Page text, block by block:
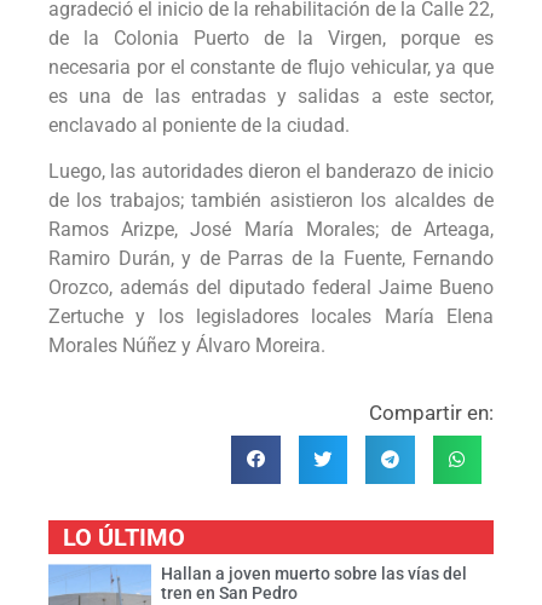
agradeció el inicio de la rehabilitación de la Calle 22,
de la Colonia Puerto de la Virgen, porque es
necesaria por el constante de flujo vehicular, ya que
es una de las entradas y salidas a este sector,
enclavado al poniente de la ciudad.
Luego, las autoridades dieron el banderazo de inicio
de los trabajos; también asistieron los alcaldes de
Ramos Arizpe, José María Morales; de Arteaga,
Ramiro Durán, y de Parras de la Fuente, Fernando
Orozco, además del diputado federal Jaime Bueno
Zertuche y los legisladores locales María Elena
Morales Núñez y Álvaro Moreira.
Compartir en:
LO ÚLTIMO
Hallan a joven muerto sobre las vías del
tren en San Pedro